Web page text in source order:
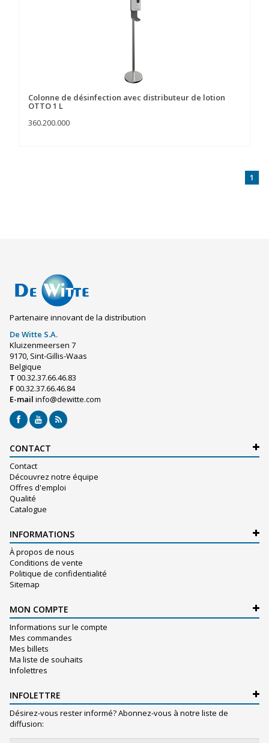
Colonne de désinfection avec distributeur de lotion
OTTO 1 L
360.200.000
1
Partenaire innovant de la distribution
De Witte S.A.
Kluizenmeersen 7
9170, Sint-Gillis-Waas
Belgique
T 00.32.37.66.46.83
F00.32.37.66.46.84
E-mail info@dewitte.com
CONTACT
Contact
Découvrez notre équipe
Offres d'emploi
Qualité
Catalogue
INFORMATIONS
À propos de nous
Conditions de vente
Politique de confidentialité
Sitemap
MON COMPTE
Informations sur le compte
Mes commandes
Mes billets
Ma liste de souhaits
Infolettres
INFOLETTRE
Désirez-vous rester informé? Abonnez-vous à notre liste de
diffusion: